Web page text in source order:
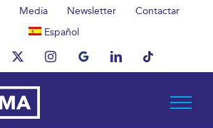
Media Newsletter
Contactar
Español
X InstagramMyBusinessLinkedInTiktok